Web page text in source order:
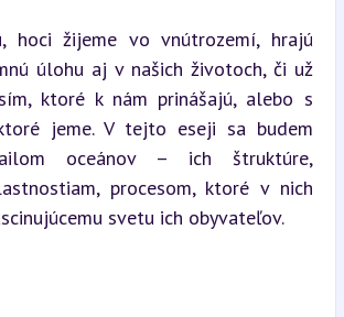
hoci žijeme vo vnútrozemí, hrajú
úlohu aj v našich životoch, či už
ktoré k nám prinášajú, alebo s
jeme. V tejto eseji sa budem
oceánov – ich štruktúre,
procesom, ktoré v nich
svetu ich obyvateľov.